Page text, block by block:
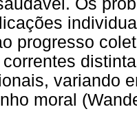
Os
progresso
variando
moral